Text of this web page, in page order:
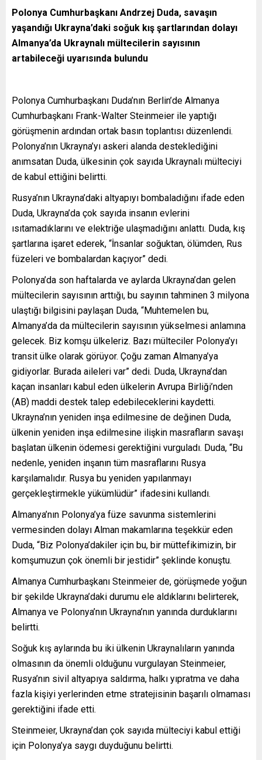
Polonya Cumhurbaşkanı Andrzej Duda, savaşın
yaşandığı Ukrayna’daki soğuk kış şartlarından dolayı
Almanya’da Ukraynalı mültecilerin sayısının
artabileceği uyarısında bulundu
Polonya Cumhurbaşkanı Duda’nın Berlin’de Almanya
Cumhurbaşkanı Frank-Walter Steinmeier ile yaptığı
görüşmenin ardından ortak basın toplantısı düzenlendi.
Polonya’nın Ukrayna’yı askeri alanda desteklediğini
anımsatan Duda, ülkesinin çok sayıda Ukraynalı mülteciyi
de kabul ettiğini belirtti.
Rusya’nın Ukrayna’daki altyapıyı bombaladığını ifade eden
Duda, Ukrayna’da çok sayıda insanın evlerini
ısıtamadıklarını ve elektriğe ulaşmadığını anlattı. Duda, kış
şartlarına işaret ederek, “İnsanlar soğuktan, ölümden, Rus
füzeleri ve bombalardan kaçıyor” dedi.
Polonya’da son haftalarda ve aylarda Ukrayna’dan gelen
mültecilerin sayısının arttığı, bu sayının tahminen 3 milyona
ulaştığı bilgisini paylaşan Duda, “Muhtemelen bu,
Almanya’da da mültecilerin sayısının yükselmesi anlamına
gelecek. Biz komşu ülkeleriz. Bazı mülteciler Polonya’yı
transit ülke olarak görüyor. Çoğu zaman Almanya’ya
gidiyorlar. Burada aileleri var” dedi. Duda, Ukrayna’dan
kaçan insanları kabul eden ülkelerin Avrupa Birliği’nden
(AB) maddi destek talep edebileceklerini kaydetti.
Ukrayna’nın yeniden inşa edilmesine de değinen Duda,
ülkenin yeniden inşa edilmesine ilişkin masrafların savaşı
başlatan ülkenin ödemesi gerektiğini vurguladı. Duda, “Bu
nedenle, yeniden inşanın tüm masraflarını Rusya
karşılamalıdır. Rusya bu yeniden yapılanmayı
gerçekleştirmekle yükümlüdür” ifadesini kullandı.
Almanya’nın Polonya’ya füze savunma sistemlerini
vermesinden dolayı Alman makamlarına teşekkür eden
Duda, “Biz Polonya’dakiler için bu, bir müttefikimizin, bir
komşumuzun çok önemli bir jestidir” şeklinde konuştu.
Almanya Cumhurbaşkanı Steinmeier de, görüşmede yoğun
bir şekilde Ukrayna’daki durumu ele aldıklarını belirterek,
Almanya ve Polonya’nın Ukrayna’nın yanında durduklarını
belirtti.
Soğuk kış aylarında bu iki ülkenin Ukraynalıların yanında
olmasının da önemli olduğunu vurgulayan Steinmeier,
Rusya’nın sivil altyapıya saldırma, halkı yıpratma ve daha
fazla kişiyi yerlerinden etme stratejisinin başarılı olmaması
gerektiğini ifade etti.
Steinmeier, Ukrayna’dan çok sayıda mülteciyi kabul ettiği
için Polonya’ya saygı duyduğunu belirtti.